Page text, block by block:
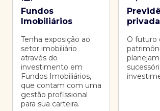
Fundos
Imobiliários
Tenha exposição ao
setor imobiliário
através do
investimento em
Fundos Imobiliários,
que contam com uma
gestão profissional
para sua carteira.
privada
O futuro